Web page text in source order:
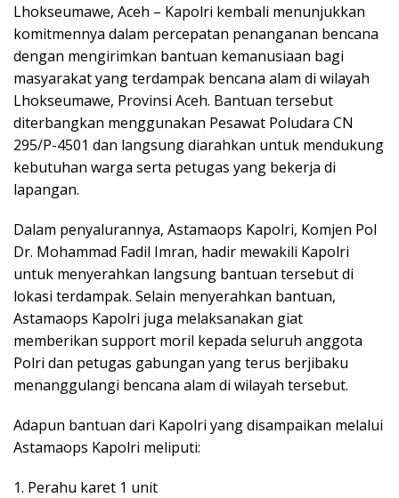
Lhokseumawe, Aceh – Kapolri kembali menunjukkan
komitmennya dalam percepatan penanganan bencana
dengan mengirimkan bantuan kemanusiaan bagi
masyarakat yang terdampak bencana alam di wilayah
Lhokseumawe, Provinsi Aceh. Bantuan tersebut
diterbangkan menggunakan Pesawat Poludara CN
295/P-4501 dan langsung diarahkan untuk mendukung
kebutuhan warga serta petugas yang bekerja di
lapangan.
Dalam penyalurannya, Astamaops Kapolri, Komjen Pol
Dr. Mohammad Fadil Imran, hadir mewakili Kapolri
untuk menyerahkan langsung bantuan tersebut di
lokasi terdampak. Selain menyerahkan bantuan,
Astamaops Kapolri juga melaksanakan giat
memberikan support moril kepada seluruh anggota
Polri dan petugas gabungan yang terus berjibaku
menanggulangi bencana alam di wilayah tersebut.
Adapun bantuan dari Kapolri yang disampaikan melalui
Astamaops Kapolri meliputi:
1. Perahu karet 1 unit